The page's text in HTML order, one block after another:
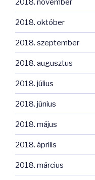
2018. november
2018. október
2018. szeptember
2018. augusztus
2018. július
2018. június
2018. május
2018. április
2018. március